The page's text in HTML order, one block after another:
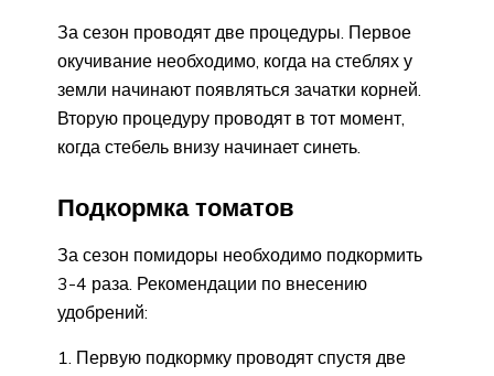
За сезон проводят две процедуры. Первое
окучивание необходимо, когда на стеблях у
земли начинают появляться зачатки корней.
Вторую процедуру проводят в тот момент,
когда стебель внизу начинает синеть.
Подкормка томатов
За сезон помидоры необходимо подкормить
3-4 раза. Рекомендации по внесению
удобрений:
Первую подкормку проводят спустя две